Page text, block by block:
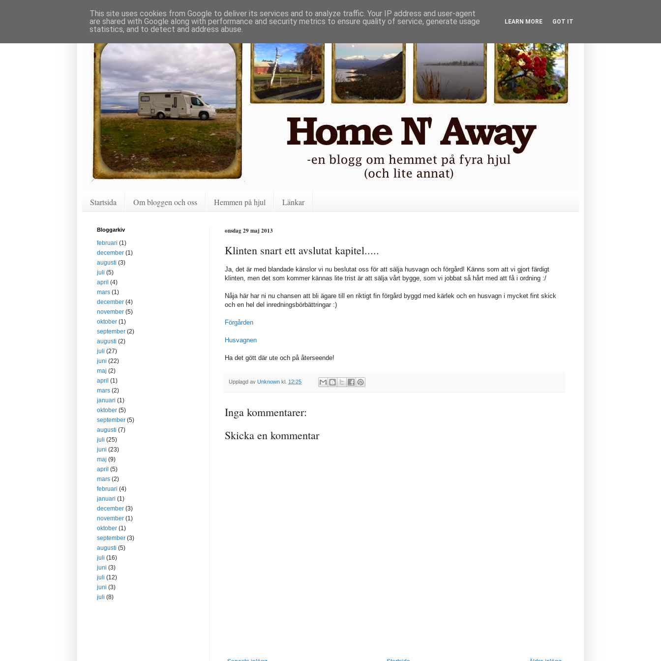
Startsida Om bloggen och oss Hemmen på hjul Länkar
onsdag 29 maj 2013
Klinten snart ett avslutat kapitel.....
Ja, det är med blandade känslor vi nu beslutat oss för att sälja husvagn och förgård! Känns som att vi gjort färdigt
klinten, men det som kommer kännas lite trist är att sälja vårt bygge, som vi jobbat så hårt med att få i ordning :/
Nåja här har ni nu chansen att bli ägare till en riktigt fin förgård byggd med kärlek och en husvagn i mycket fint skick
och en hel del inredningsbörbättringar :)
Förgården
Husvagnen
Ha det gött där ute och på återseende!
Upplagd av Unknown kl. 12:25
Inga kommentarer:
Skicka en kommentar
Bloggarkiv
februari (1)
december (1)
augusti (3)
juli (5)
april (4)
mars (1)
december (4)
november (5)
oktober (1)
september (2)
augusti (2)
juli (27)
juni (22)
maj (2)
april (1)
mars (2)
januari (1)
oktober (5)
september (5)
augusti (7)
juli (25)
juni (23)
maj (9)
april (5)
mars (2)
februari (4)
januari (1)
december (3)
november (1)
oktober (1)
september (3)
augusti (5)
juli (16)
juni (3)
juli (12)
juni (3)
juli (8)
This site uses cookies from Google to deliver its services and to analyze traffic. Your IP address and user-agent
are shared with Google along with performance and security metrics to ensure quality of service, generate usage
statistics, and to detect and address abuse.
LEARN MORE GOT IT